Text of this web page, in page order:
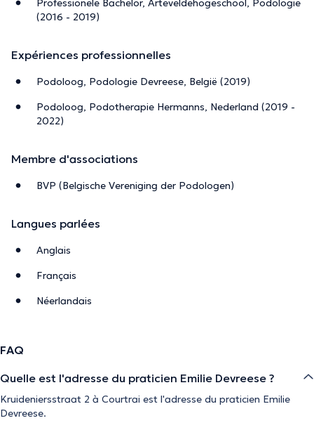
(2016 - 2019)
Expériences professionnelles
Podoloog, Podologie Devreese, België (2019)
Podoloog, Podotherapie Hermanns, Nederland (2019 -
2022)
Membre d'associations
BVP (Belgische Vereniging der Podologen)
Langues parlées
Anglais
Français
Néerlandais
FAQ
Quelle est l'adresse du praticien Emilie Devreese ?
Kruideniersstraat 2 à Courtrai est l'adresse du praticien Emilie
Devreese.